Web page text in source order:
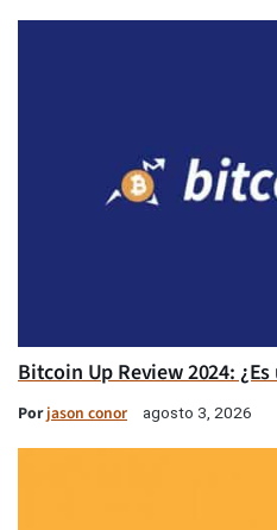
Bitcoin Up Review 2024:
Porjason conor agosto 3, 2026